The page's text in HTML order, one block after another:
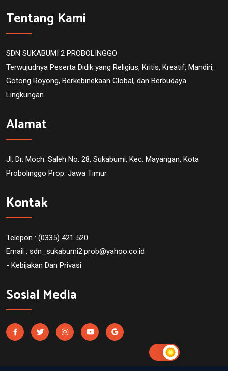
Tentang Kami
SDN SUKABUMI 2 PROBOLINGGO
Terwujudnya Peserta Didik yang Religius, Kritis, Kreatif, Mandiri,
Gotong Royong, Berkebinekaan Global, dan Berbudaya
Lingkungan
Alamat
Jl. Dr. Moch. Saleh No. 28, Sukabumi, Kec. Mayangan, Kota
Probolinggo Prop. Jawa Timur
Kontak
Telepon : (0335) 421 520
Email : sdn_sukabumi2.prob@yahoo.co.id
- Kebijakan Dan Privasi
Sosial Media